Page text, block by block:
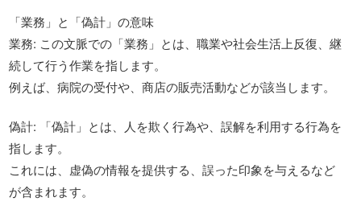
「業務」と「偽計」の意味
業務: この文脈での「業務」とは、職業や社会生活上反復、継
続して行う作業を指します。
例えば、病院の受付や、商店の販売活動などが該当します。
偽計: 「偽計」とは、人を欺く行為や、誤解を利用する行為を
指します。
これには、虚偽の情報を提供する、誤った印象を与えるなど
が含まれます。